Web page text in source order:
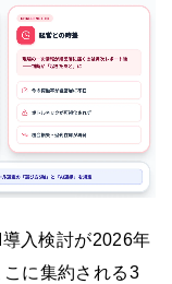
入検討が2026年
に集約される3